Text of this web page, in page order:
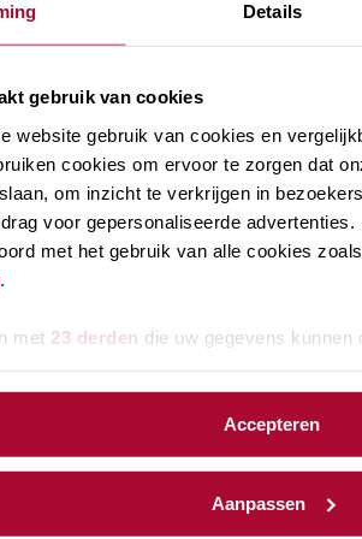
Details
gebruik van cookies
website gebruik van cookies en
cookies om ervoor te zorgen dat
om inzicht te verkrijgen in
voor gepersonaliseerde advertenties.
met het gebruik van alle cookies
met 23 derden die uw gegevens kunnen
Accepteren
Aanpassen
Alle berichten
over de
en/of ons
m.b.t. de vereniging en/of
je wil ontvangen.
Educatie nieuwsbrief